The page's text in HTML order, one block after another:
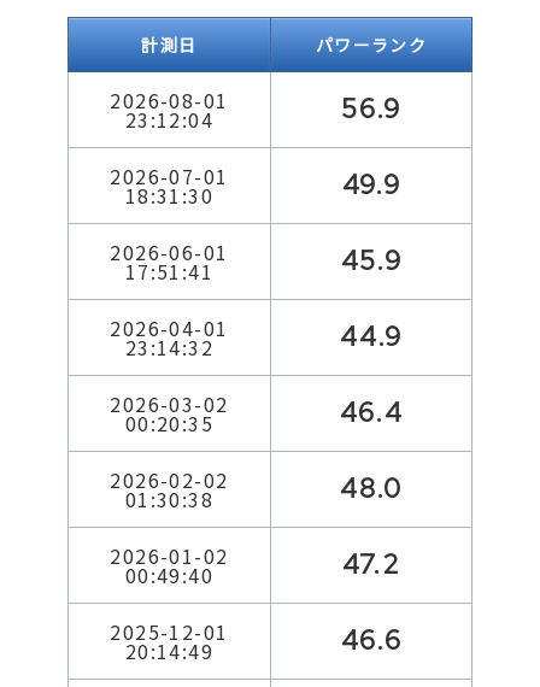
計測日 パワーランク
2026-08-01
23:12:04 56.9
2026-07-01
18:31:30 49.9
2026-06-01
17:51:41 45.9
2026-04-01
23:14:32 44.9
2026-03-02
00:20:35 46.4
2026-02-02
01:30:38 48.0
2026-01-02
00:49:40 47.2
2025-12-01
20:14:49 46.6